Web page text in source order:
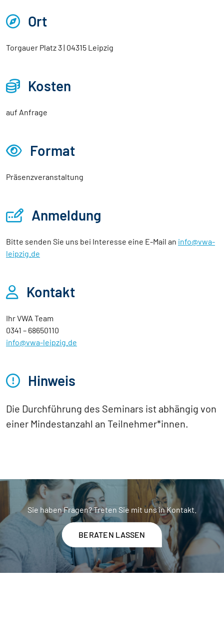
Ort
Torgauer Platz 3 | 04315 Leipzig
Kosten
auf Anfrage
Format
Präsenzveranstaltung
Anmeldung
Bitte senden Sie uns bei Interesse eine E-Mail an info@vwa-
leipzig.de
Kontakt
Ihr VWA Team
0341 – 68650110
info@vwa-leipzig.de
Hinweis
Die Durchführung des Seminars ist abhängig von
einer Mindestanzahl an Teilnehmer*innen.
Sie haben Fragen? Treten Sie mit uns in Kontakt.
BERATEN LASSEN